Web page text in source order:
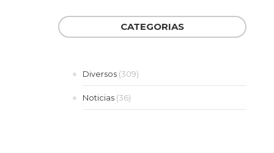
CATEGORIAS
Diversos(309)
Noticias(36)